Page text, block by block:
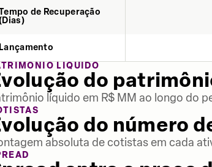
de Recuperação
Lançamento
LÍQUIDO
do
líquido em R$ MM ao longo do
do número
absoluta de cotistas em cada